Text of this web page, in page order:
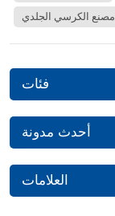
مصنع الكرسي الجلدي
فئات
أحدث مدونة
العلامات